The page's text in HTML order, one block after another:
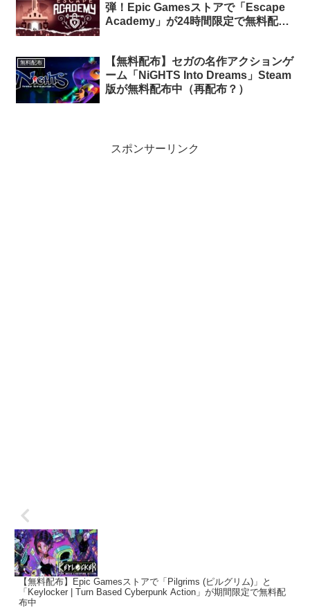
弾！Epic Gamesストアで「Escape
Academy」が24時間限定で無料配布
無料配布
【無料配布】セガの名作アクションゲ
ーム「NiGHTS Into Dreams」Steam
版が無料配布中（再配布？）
スポンサーリンク
【無料配布】Epic Gamesストアで「Pilgrims (ピルグリム)」と
「Keylocker | Turn Based Cyberpunk Action」が期間限定で無料配
布中